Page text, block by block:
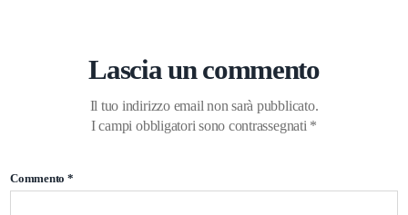
Lascia un commento
Il tuo indirizzo email non sarà pubblicato.
I campi obbligatori sono contrassegnati *
Commento *